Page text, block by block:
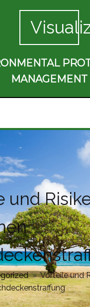
MANAGEMENT
und
»Vorteile und